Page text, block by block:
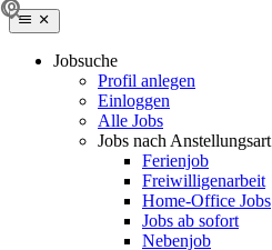
Jobsuche
Profil anlegen
Einloggen
Alle Jobs
Jobs nach Anstellungsart
Ferienjob
Freiwilligenarbeit
Home-Office Jobs
Jobs ab sofort
Nebenjob